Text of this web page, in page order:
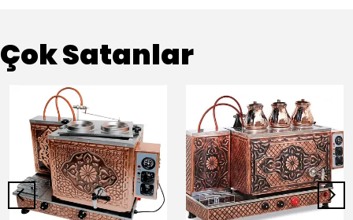
Çok Satanlar